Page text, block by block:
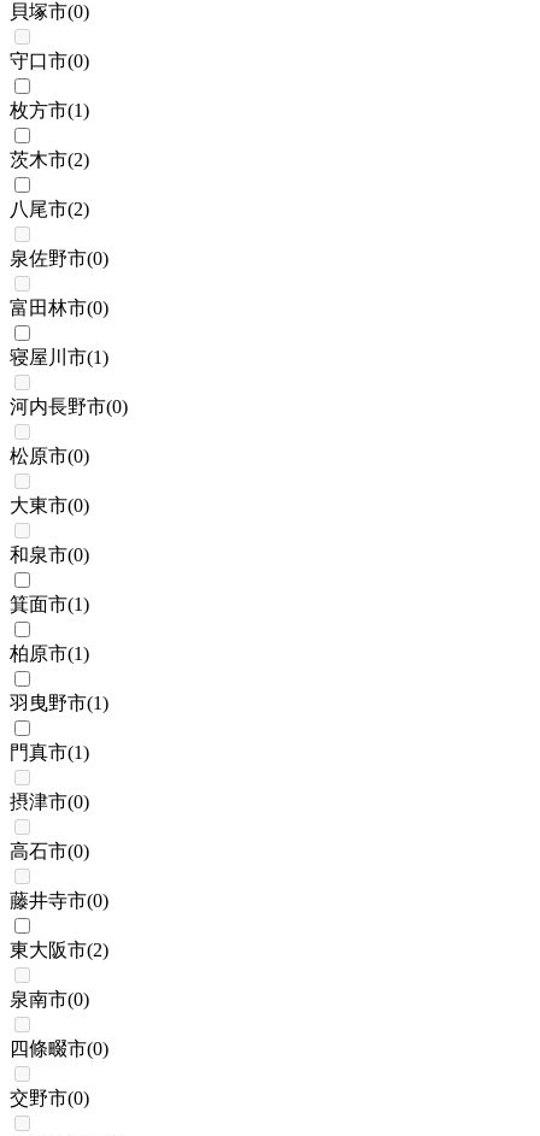
貝塚市(0)
守口市(0)
枚方市(1)
茨木市(2)
八尾市(2)
泉佐野市(0)
富田林市(0)
寝屋川市(1)
河内長野市(0)
松原市(0)
大東市(0)
和泉市(0)
箕面市(1)
柏原市(1)
羽曳野市(1)
門真市(1)
摂津市(0)
高石市(0)
藤井寺市(0)
東大阪市(2)
泉南市(0)
四條畷市(0)
交野市(0)